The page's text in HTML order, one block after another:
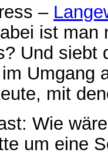
–
ist man
Und
im Umgang
mit
Wie
um eine